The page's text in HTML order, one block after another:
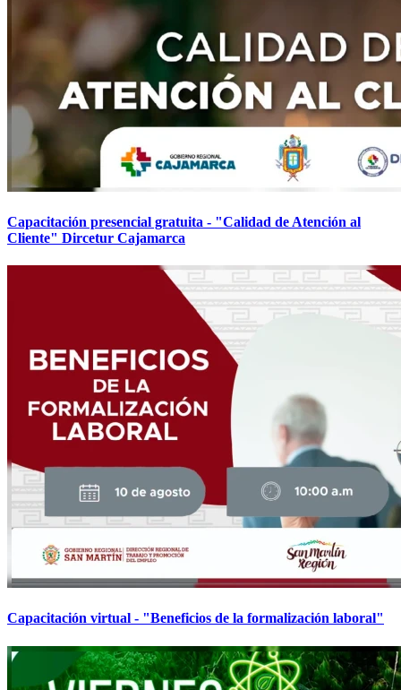
Capacitación presencial gratuita - "Calidad de Atención al
Cliente" Dircetur Cajamarca
Capacitación virtual - "Beneficios de la formalización laboral"